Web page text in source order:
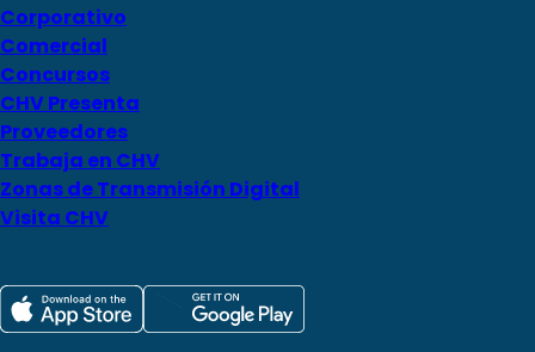
Corporativo
Comercial
Concursos
CHV Presenta
Proveedores
Trabaja en CHV
Zonas de Transmisión Digital
Visita CHV